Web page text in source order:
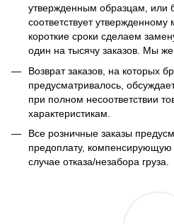
утвержденным образцам, или
соответствует
короткие сроки сделаем
один на тысячу заказов. Мы
Возврат заказов, на которых
предусматривалось,
при полном несоответствии
характеристикам.
Все розничные заказы
предоплату,
случае отказа/незабора груза.